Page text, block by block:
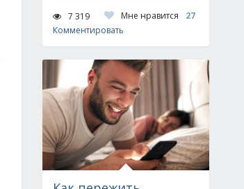
7 319 Мне нравится
27
Комментировать